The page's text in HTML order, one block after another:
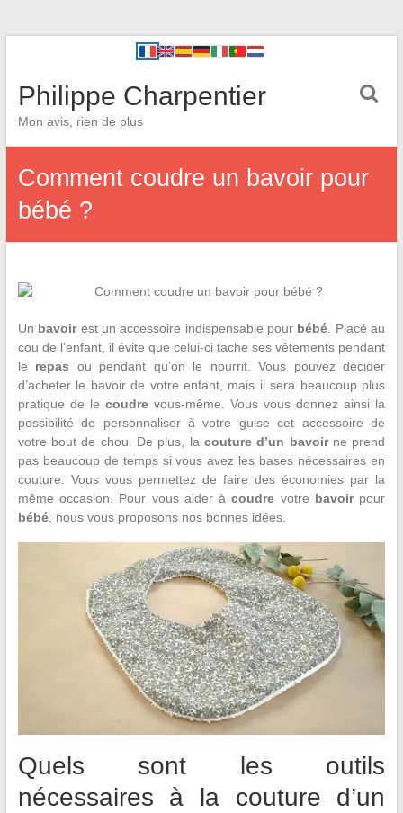
Philippe Charpentier
Mon avis, rien de plus
Comment coudre un bavoir pour
bébé ?
Un bavoirest un accessoire indispensable pour bébé . Placé au
cou de l’enfant, il évite que celui-ci tache ses vêtements pendant
le repas ou pendant qu’on le nourrit. Vous pouvez décider
d’acheter le bavoir de votre enfant, mais il sera beaucoup plus
pratique de le coudrevous-même. Vous vous donnez ainsi la
possibilité de personnaliser à votre guise cet accessoire de
votre bout de chou. De plus, la couture d’un bavoirne prend
pas beaucoup de temps si vous avez les bases nécessaires en
couture. Vous vous permettez de faire des économies par la
même occasion. Pour vous aider àcoudre votre bavoirpour
bébé, nous vous proposons nos bonnes idées.
Quels sont les outils
nécessaires à la couture d’un